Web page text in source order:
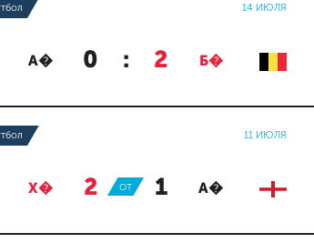
14 ИЮЛЯ
А� 0 : 2 Б�
11 ИЮЛЯ
Х� 2 : 1 А�
ОТ